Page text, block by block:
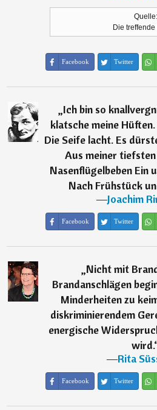
Quelle:
Die treffende
Facebook Twitter
„Ich bin so
klatsche meine
Die Seife lacht. Es
Aus meiner
Nasenflügelbeben Ein
Nach Frühstück
―Joachim
Facebook Twitter
„Nicht mit
Brandanschlägen
Minderheiten zu
diskriminierendem
energische
wird.
―Rita
Facebook Twitter